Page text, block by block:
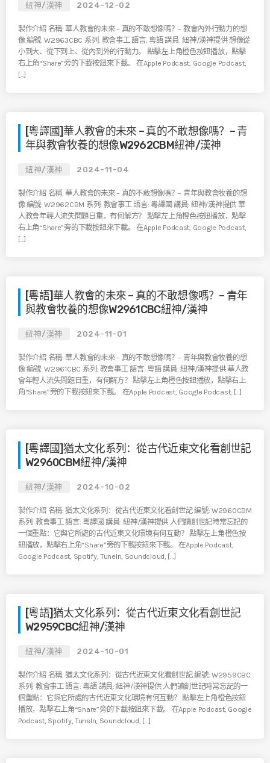
紐神/漢神 2024-12-02
製作介紹 名稱: 華人教會的未來 – 真的不敢想像嗎？– 教會內外行動力的想
像 編號: W2963CBC 系列: 教會事工 語言: 粵語 講員: 紐神/漢神提供 想像從
小到大、從下到上、從內到外的行動力。 點擊左上角橙色按鈕播放，點擊
右上角“Share”旁的下載按鈕來下載。 在Apple Podcast, Google Podcast,
[…]
[粵譯國]華人教會的未來 – 真的不敢想像嗎？– 青
年與教會牧養的想像W2962CBM紐神/漢神
紐神/漢神 2024-11-04
製作介紹 名稱: 華人教會的未來 – 真的不敢想像嗎？– 青年與教會牧養的想
像 編號: W2962CBM 系列: 教會事工 語言: 粵譯國 講員: 紐神/漢神提供 華
人教會年輕人流失問題日重，有何解方？ 點擊左上角橙色按鈕播放，點擊
右上角“Share”旁的下載按鈕來下載。 在Apple Podcast, Google Podcast,
[…]
[粵語]華人教會的未來 – 真的不敢想像嗎？– 青年
與教會牧養的想像W2961CBC紐神/漢神
紐神/漢神 2024-11-01
製作介紹 名稱: 華人教會的未來 – 真的不敢想像嗎？– 青年與教會牧養的想
像 編號: W2961CBC 系列: 教會事工 語言: 粵語 講員: 紐神/漢神提供 華人教
會年輕人流失問題日重，有何解方？ 點擊左上角橙色按鈕播放，點擊右上
角“Share”旁的下載按鈕來下載。 在Apple Podcast, Google Podcast, […]
[粵譯國]猶太文化系列：從古代近東文化看創世記
W2960CBM紐神/漢神
紐神/漢神 2024-10-02
製作介紹 名稱: 猶太文化系列：從古代近東文化看創世記 編號: W2960CBM
系列: 教會事工 語言: 粵譯國 講員: 紐神/漢神提供 人們讀創世記時常忘記的
一個重點：它與它所處的古代近東文化環境有何互動？ 點擊左上角橙色按
鈕播放，點擊右上角“Share”旁的下載按鈕來下載。 在Apple Podcast,
Google Podcast, Spotify, TuneIn, Soundcloud, […]
[粵語]猶太文化系列：從古代近東文化看創世記
W2959CBC紐神/漢神
紐神/漢神 2024-10-01
製作介紹 名稱: 猶太文化系列：從古代近東文化看創世記 編號: W2959CBC
系列: 教會事工 語言: 粵語 講員: 紐神/漢神提供 人們讀創世記時常忘記的一
個重點：它與它所處的古代近東文化環境有何互動？ 點擊左上角橙色按鈕
播放，點擊右上角“Share”旁的下載按鈕來下載。 在Apple Podcast, Google
Podcast, Spotify, TuneIn, Soundcloud, […]